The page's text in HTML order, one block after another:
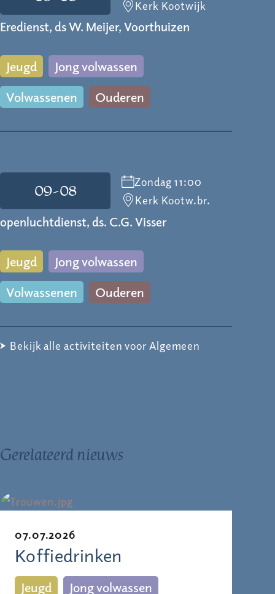
Kerk Kootwijk
Eredienst, ds W. Meijer, Voorthuizen
Jeugd
Jong volwassen
Volwassenen
Ouderen
09-08
Zondag 11:00
Kerk Kootw.br.
openluchtdienst, ds. C.G. Visser
Jeugd
Jong volwassen
Volwassenen
Ouderen
Bekijk alle activiteiten voor Algemeen
Gerelateerd nieuws
07.07.2026
Koffiedrinken
Jeugd
Jong volwassen